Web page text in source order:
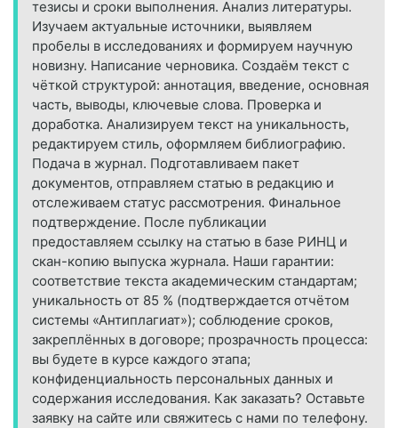
тезисы и сроки выполнения. Анализ литературы.
Изучаем актуальные источники, выявляем
пробелы в исследованиях и формируем научную
новизну. Написание черновика. Создаём текст с
чёткой структурой: аннотация, введение, основная
часть, выводы, ключевые слова. Проверка и
доработка. Анализируем текст на уникальность,
редактируем стиль, оформляем библиографию.
Подача в журнал. Подготавливаем пакет
документов, отправляем статью в редакцию и
отслеживаем статус рассмотрения. Финальное
подтверждение. После публикации
предоставляем ссылку на статью в базе РИНЦ и
скан-копию выпуска журнала. Наши гарантии:
соответствие текста академическим стандартам;
уникальность от 85 % (подтверждается отчётом
системы «Антиплагиат»); соблюдение сроков,
закреплённых в договоре; прозрачность процесса:
вы будете в курсе каждого этапа;
конфиденциальность персональных данных и
содержания исследования. Как заказать? Оставьте
заявку на сайте или свяжитесь с нами по телефону.